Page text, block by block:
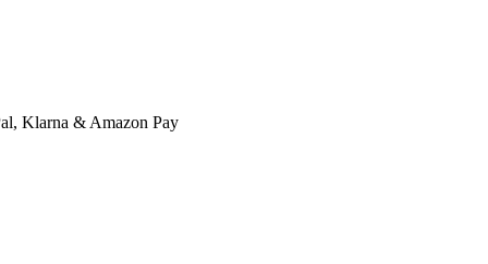
Klarna & Amazon Pay